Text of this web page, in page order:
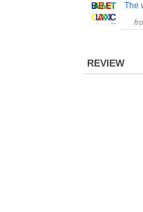
The
REVIEW